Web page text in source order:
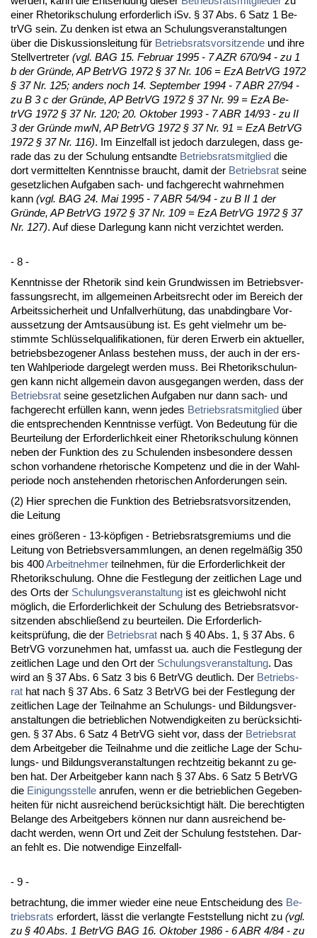
ei­ner Rhe­to­rik­schu­lung er­for­der­lich iSv. § 37 Abs. 6 Satz 1 Be­
trVG sein. Zu den­ken ist et­wa an Schu­lungs­ver­an­stal­tun­gen
über die Dis­kus­si­ons­lei­tung für Be­triebs­rats­vor­sit­zen­de und ih­re
Stell­ver­tre­ter (vgl. BAG 15. Fe­bru­ar 1995 - 7 AZR 670/94 - zu 1
b der Gründe, AP Be­trVG 1972 § 37 Nr. 106 = EzA Be­trVG 1972
§ 37 Nr. 125; an­ders noch 14. Sep­tem­ber 1994 - 7 ABR 27/94 -
zu B 3 c der Gründe, AP Be­trVG 1972 § 37 Nr. 99 = EzA Be­
trVG 1972 § 37 Nr. 120; 20. Ok­to­ber 1993 - 7 ABR 14/93 - zu II
3 der Gründe mwN, AP Be­trVG 1972 § 37 Nr. 91 = EzA Be­trVG
1972 § 37 Nr. 116). Im Ein­zel­fall ist je­doch dar­zu­le­gen, dass ge­
ra­de das zu der Schu­lung ent­sand­te Be­triebs­rats­mit­glied die
dort ver­mit­tel­ten Kennt­nis­se braucht, da­mit der Be­triebs­rat sei­ne
ge­setz­li­chen Auf­ga­ben sach- und fach­ge­recht wahr­neh­men
kann (vgl. BAG 24. Mai 1995 - 7 ABR 54/94 - zu B II 1 der
Gründe, AP Be­trVG 1972 § 37 Nr. 109 = EzA Be­trVG 1972 § 37
Nr. 127). Auf die­se Dar­le­gung kann nicht ver­zich­tet wer­den.
- 8 -
Kennt­nis­se der Rhe­to­rik sind kein Grund­wis­sen im Be­triebs­ver­
fas­sungs­recht, im all­ge­mei­nen Ar­beits­recht oder im Be­reich der
Ar­beits­si­cher­heit und Un­fall­verhütung, das un­ab­ding­ba­re Vor­
aus­set­zung der Amts­ausübung ist. Es geht viel­mehr um be­
stimm­te Schlüssel­qua­li­fi­ka­tio­nen, für de­ren Er­werb ein ak­tu­el­ler,
be­triebs­be­zo­ge­ner An­lass be­ste­hen muss, der auch in der ers­
ten Wahl­pe­ri­ode dar­ge­legt wer­den muss. Bei Rhe­to­rik­schu­lun­
gen kann nicht all­ge­mein da­von aus­ge­gan­gen wer­den, dass der
Be­triebs­rat sei­ne ge­setz­li­chen Auf­ga­ben nur dann sach- und
fach­ge­recht erfüllen kann, wenn je­des Be­triebs­rats­mit­glied über
die ent­spre­chen­den Kennt­nis­se verfügt. Von Be­deu­tung für die
Be­ur­tei­lung der Er­for­der­lich­keit ei­ner Rhe­to­rik­schu­lung können
ne­ben der Funk­ti­on des zu Schu­len­den ins­be­son­de­re des­sen
schon vor­han­de­ne rhe­to­ri­sche Kom­pe­tenz und die in der Wahl­
pe­ri­ode noch an­ste­hen­den rhe­to­ri­schen An­for­de­run­gen sein.
(2) Hier spre­chen die Funk­ti­on des Be­triebs­rats­vor­sit­zen­den,
die Lei­tung
ei­nes größeren - 13-köpfi­gen - Be­triebs­rats­gre­mi­ums und die
Lei­tung von Be­triebs­ver­samm­lun­gen, an de­nen re­gelmäßig 350
bis 400Ar­beit­neh­mer teil­neh­men, für die Er­for­der­lich­keit der
Rhe­to­rik­schu­lung. Oh­ne die Fest­le­gung der zeit­li­chen La­ge und
des Orts der Schu­lungs­ver­an­stal­tung ist es gleich­wohl nicht
möglich, die Er­for­der­lich­keit der Schu­lung des Be­triebs­rats­vor­
sit­zen­den ab­sch­ließend zu be­ur­tei­len. Die Er­for­der­lich­
keitsprüfung, die der Be­triebs­rat nach § 40 Abs. 1, § 37 Abs. 6
Be­trVG vor­zu­neh­men hat, um­fasst ua. auch die Fest­le­gung der
zeit­li­chen La­ge und den Ort der Schu­lungs­ver­an­stal­tung. Das
wird an § 37 Abs. 6 Satz 3 bis 6 Be­trVG deut­lich. Der Be­triebs­
rat hat nach § 37 Abs. 6 Satz 3 Be­trVG bei der Fest­le­gung der
zeit­li­chen La­ge der Teil­nah­me an Schu­lungs- und Bil­dungs­ver­
an­stal­tun­gen die be­trieb­li­chen Not­wen­dig­kei­ten zu berück­sich­ti­
gen. § 37 Abs. 6 Satz 4 Be­trVG sieht vor, dass der Be­triebs­rat
dem Ar­beit­ge­ber die Teil­nah­me und die zeit­li­che La­ge der Schu­
lungs- und Bil­dungs­ver­an­stal­tun­gen recht­zei­tig be­kannt zu ge­
ben hat. Der Ar­beit­ge­ber kann nach § 37 Abs. 6 Satz 5 Be­trVG
die Ei­ni­gungs­stel­le an­ru­fen, wenn er die be­trieb­li­chen Ge­ge­ben­
hei­ten für nicht aus­rei­chend berück­sich­tigt hält. Die be­rech­tig­ten
Be­lan­ge des Ar­beit­ge­bers können nur dann aus­rei­chend be­
dacht wer­den, wenn Ort und Zeit der Schu­lung fest­ste­hen. Dar­
an fehlt es. Die not­wen­di­ge Ein­zel­fall-
- 9 -
be­trach­tung, die im­mer wie­der ei­ne neue Ent­schei­dung des Be­
triebs­rats er­for­dert, lässt die ver­lang­te Fest­stel­lung nicht zu (vgl.
zu § 40 Abs. 1 Be­trVG BAG 16. Ok­to­ber 1986 - 6 ABR 4/84 - zu